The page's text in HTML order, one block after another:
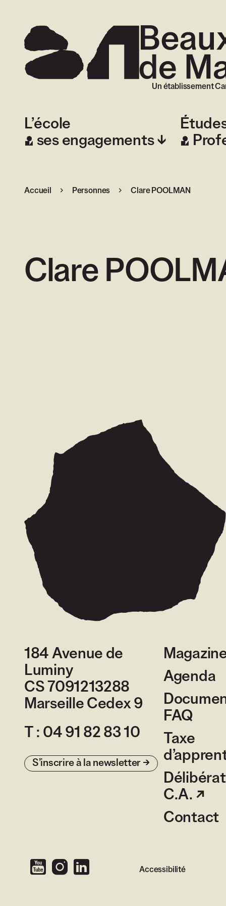
Beaux-Arts
Un établissement
L’école
ses engagements
Accueil Personnes Clare POOLMAN
Clare
184 Avenue de
Luminy
CS 7091213288
Marseille Cedex 9 France
T : 04 91 82 83 10
S’inscrire à la newsletter
Agenda
FAQ
Taxe
C.A.
Contact
Accessibilité